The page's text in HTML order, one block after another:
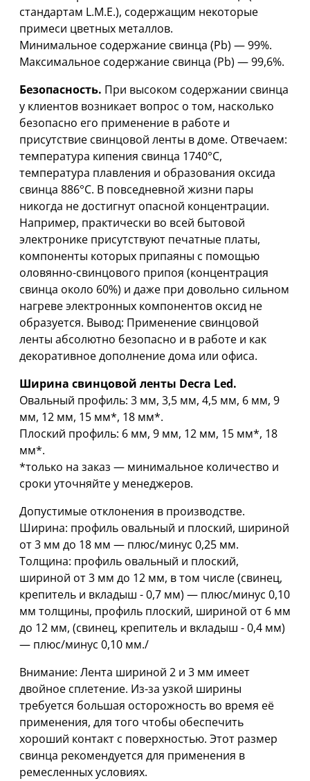
стандартам L.M.E.), содержащим некоторые
примеси цветных металлов.
Минимальное содержание свинца (Pb) — 99%.
Максимальное содержание свинца (Pb) — 99,6%.
Безопасность. При высоком содержании свинца
у клиентов возникает вопрос о том, насколько
безопасно его применение в работе и
присутствие свинцовой ленты в доме. Отвечаем:
температура кипения свинца 1740°С,
температура плавления и образования оксида
свинца 886°С. В повседневной жизни пары
никогда не достигнут опасной концентрации.
Например, практически во всей бытовой
электронике присутствуют печатные платы,
компоненты которых припаяны с помощью
оловянно-свинцового припоя (концентрация
свинца около 60%) и даже при довольно сильном
нагреве электронных компонентов оксид не
образуется. Вывод: Применение свинцовой
ленты абсолютно безопасно и в работе и как
декоративное дополнение дома или офиса.
Ширина свинцовой ленты Decra Led.
Овальный профиль: 3 мм, 3,5 мм, 4,5 мм, 6 мм, 9
мм, 12 мм, 15 мм*, 18 мм*.
Плоский профиль: 6 мм, 9 мм, 12 мм, 15 мм*, 18
мм*.
*только на заказ — минимальное количество и
сроки уточняйте у менеджеров.
Допустимые отклонения в производстве.
Ширина: профиль овальный и плоский, шириной
oт 3 мм дo 18 мм — плюс/минус 0,25 мм.
Толщина: профиль овальный и плоский,
шириной oт 3 мм дo 12 мм, в том числе (свинец,
крепитель и вкладыш - 0,7 мм) — плюс/минус 0,10
мм толщины, профиль плоский, шириной от 6 мм
дo 12 мм, (свинец, крепитель и вкладыш - 0,4 мм)
— плюс/минус 0,10 мм./
Внимание: Лента шириной 2 и 3 мм имеет
двойное сплетение. Из-за узкой ширины
требуется большая осторожность во время её
применения, для того чтобы обеспечить
хороший контакт с поверхностью. Этот размер
свинца рекомендуется для применения в
ремесленных условиях.